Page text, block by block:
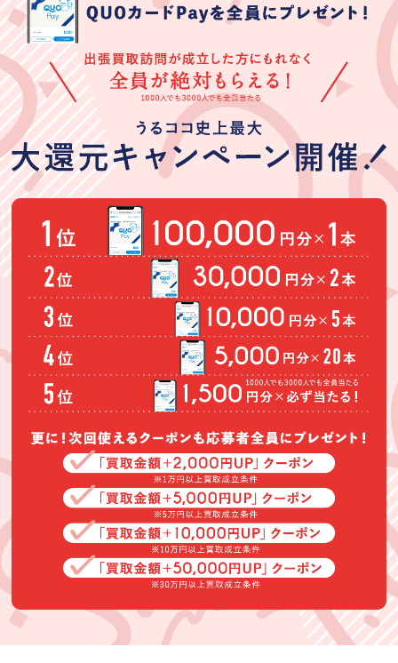
う。
間だったので納
得のいく査定で
でした。
柿くけ子
★★★★★
30歳くらいの女
性に自宅に来て
もらいました。
言葉使いや感じ
は良かったで
す。買い取り金
額は安かったが
それはしようが
ない。
(Googleのクチコミか
ら引用)
2026年06月25日
14:27
林節子
★★★★★
初めての出張買
く説明しながら
買取りして頂き
ました。また、
依頼したいと思
います。
(Googleのクチコミか
ら引用)
2026年06月24日
23:37
中村幸子
★★★★★
先日はタンスを
ました。大型家
具は持ち運びも
面倒で今まで査
定も億劫でひた
が出張買取うる
ココさんは、受
付電話から親身
にお話しを聞い
てくださり、査
定もスムーズで
た家具も納得す
る理由をお話し
た。また、予定
にはなかったも
のもスピーディ
ーに査定して下
さいました。あ
ました。
(Googleのクチコミか
ら引用)
2026年06月24日
13:02
1
直美
★★★★★
アクセサリー、
時計、雑貨、大
量のＣＤなど不
要なものを買い
変助かりまし
ら引用)
2026年06月14日
20:27
明松真弓
★★★★★
高萩様に買取り
して頂いて。良
かったです。楽
しく会話が出来
す。ありがとう
ございました。
ら引用)
2026年06月04日
14:02
Boysるーど
査定もスピーデ
ィできてくださ
った従業員の方
も親切でした！
ら引用)
2026年06月03日
13:26